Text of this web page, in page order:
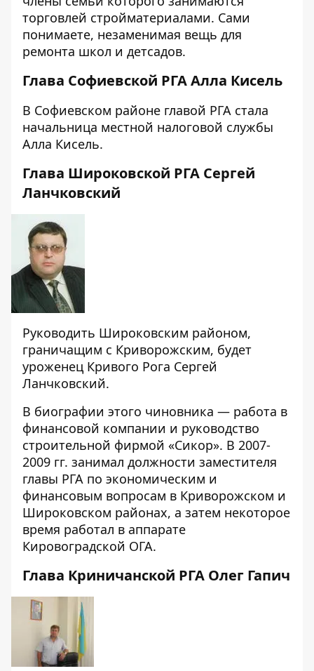
торговлей стройматериалами. Сами
понимаете, незаменимая вещь для
ремонта школ и детсадов.
Глава Софиевской РГА Алла Кисель
В Софиевском районе главой РГА стала
начальница местной налоговой службы
Алла Кисель.
Глава Широковской РГА Сергей
Ланчковский
Руководить Широковским районом,
граничащим с Криворожским, будет
уроженец Кривого Рога Сергей
Ланчковский.
В биографии этого чиновника — работа в
финансовой компании и руководство
строительной фирмой «Сикор». В 2007-
2009 гг. занимал должности заместителя
главы РГА по экономическим и
финансовым вопросам в Криворожском и
Широковском районах, а затем некоторое
время работал в аппарате
Кировоградской ОГА.
Глава Криничанской РГА Олег Гапич